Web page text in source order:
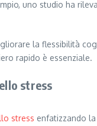
uno studio ha
la flessibilità
rapido è essenziale.
stress
stress enfatizzando